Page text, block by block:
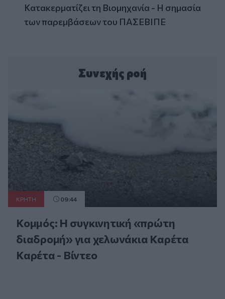
Κατακερματίζει τη Βιομηχανία - Η σημασία
των παρεμβάσεων του ΠΑΣΕΒΙΠΕ
Συνεχής ροή
ΚΡΗΤΗ 09:44
Κομμός: Η συγκινητική «πρώτη
διαδρομή» για χελωνάκια Καρέτα
Καρέτα - Βίντεο